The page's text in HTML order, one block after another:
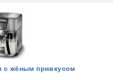
с жёным привкусом